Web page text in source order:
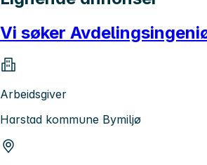
Vi søker
Arbeidsgiver
Harstad kommune Bymiljø